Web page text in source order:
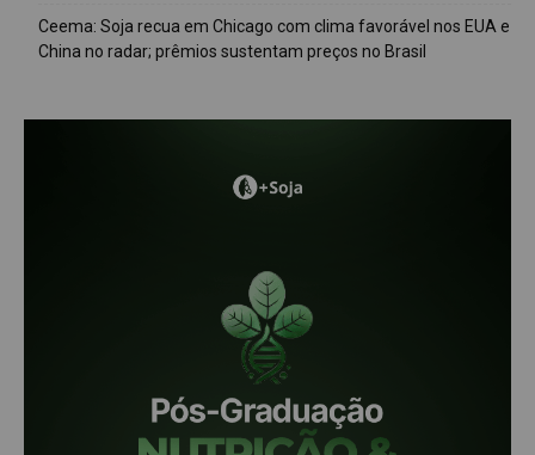
Ceema: Soja recua em Chicago com clima favorável nos EUA e
China no radar; prêmios sustentam preços no Brasil